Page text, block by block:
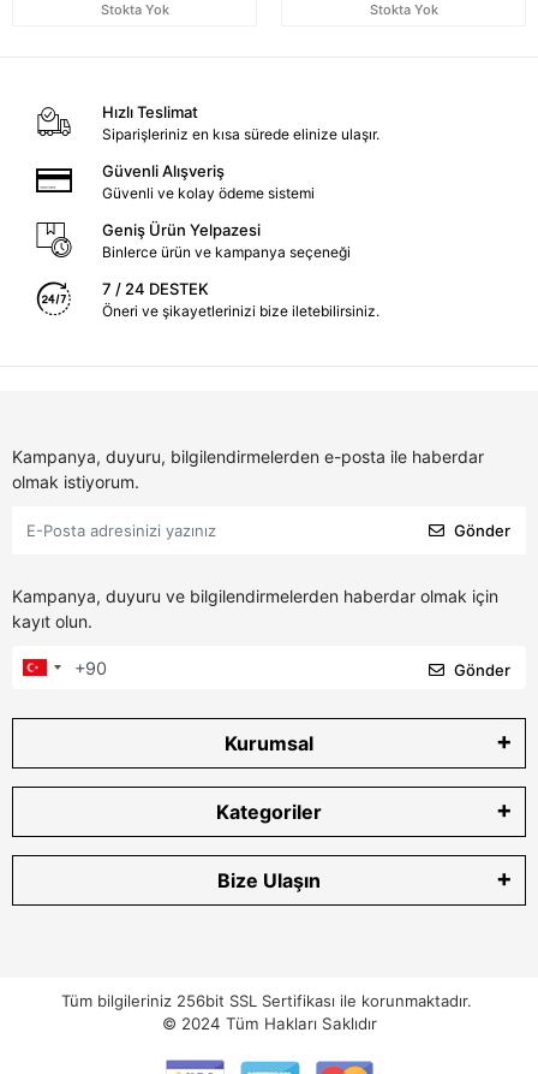
Stokta Yok Stokta Yok
Hızlı Teslimat
Siparişleriniz en kısa sürede elinize ulaşır.
Güvenli Alışveriş
Güvenli ve kolay ödeme sistemi
Geniş Ürün Yelpazesi
Binlerce ürün ve kampanya seçeneği
7 / 24 DESTEK
Öneri ve şikayetlerinizi bize iletebilirsiniz.
Kampanya, duyuru, bilgilendirmelerden e-posta ile haberdar
olmak istiyorum.
Gönder
Kampanya, duyuru ve bilgilendirmelerden haberdar olmak için
kayıt olun.
Gönder
Kurumsal
Kategoriler
Bize Ulaşın
Tüm bilgileriniz 256bit SSL Sertifikası ile korunmaktadır.
© 2024 Tüm Hakları Saklıdır